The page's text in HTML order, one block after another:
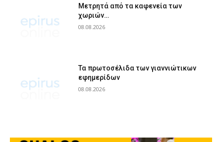
Μετρητά από τα καφενεία των
χωριών…
08.08.2026
Τα πρωτοσέλιδα των γιαννιώτικων
εφημερίδων
08.08.2026